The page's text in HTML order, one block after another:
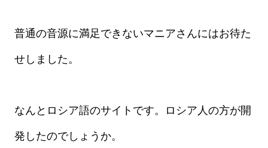
普通の音源に満足できないマニアさんにはお待た
せしました。
なんとロシア語のサイトです。ロシア人の方が開
発したのでしょうか。